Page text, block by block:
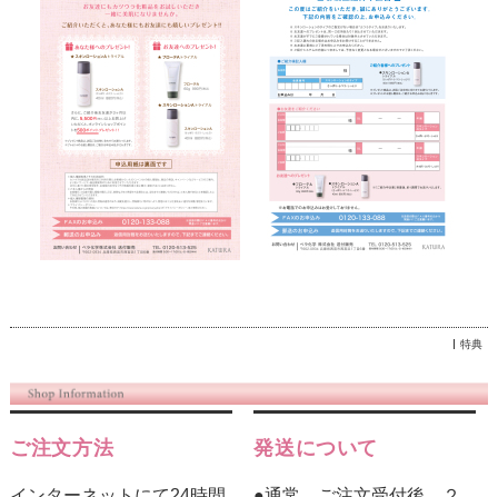
特典
ご注文方法 発送について